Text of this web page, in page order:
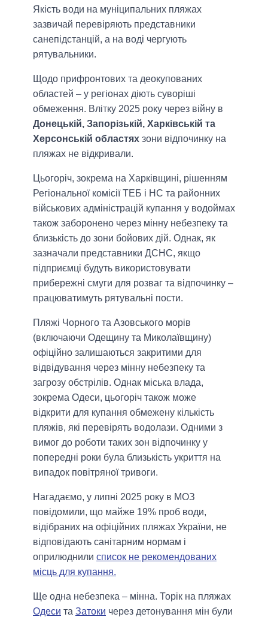
Якість води на муніципальних пляжах
зазвичай перевіряють представники
санепідстанцій, а на воді чергують
рятувальники.
Щодо прифронтових та деокупованих
областей – у регіонах діють суворіші
обмеження. Влітку 2025 року через війну в
Донецькій, Запорізькій, Харківській та
Херсонській областях зони відпочинку на
пляжах не відкривали.
Цьогоріч, зокрема на Харківщині, рішенням
Регіональної комісії ТЕБ і НС та районних
військових адміністрацій купання у водоймах
також заборонено через мінну небезпеку та
близькість до зони бойових дій. Однак, як
зазначали представники ДСНС, якщо
підприємці будуть використовувати
прибережні смуги для розваг та відпочинку –
працюватимуть рятувальні пости.
Пляжі Чорного та Азовського морів
(включаючи Одещину та Миколаївщину)
офіційно залишаються закритими для
відвідування через мінну небезпеку та
загрозу обстрілів. Однак міська влада,
зокрема Одеси, цьогоріч також може
відкрити для купання обмежену кількість
пляжів, які перевірять водолази. Одними з
вимог до роботи таких зон відпочинку у
попередні роки була близькість укриття на
випадок повітряної тривоги.
Нагадаємо, у липні 2025 року в МОЗ
повідомили, що майже 19% проб води,
відібраних на офіційних пляжах України, не
відповідають санітарним нормам і
оприлюднили список не рекомендованих
місць для купання.
Ще одна небезпека – мінна. Торік на пляжах
Одеси та Затоки через детонування мін були